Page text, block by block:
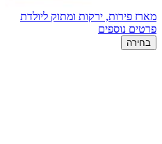
מארז פירות, ירקות ומתוק ליולדת
פרטים נוספים
בחירה